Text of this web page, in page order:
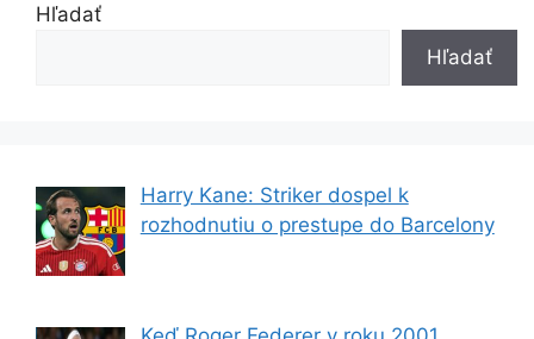
Hľadať
Hľadať
Harry Kane: Striker dospel k
rozhodnutiu o prestupe do Barcelony